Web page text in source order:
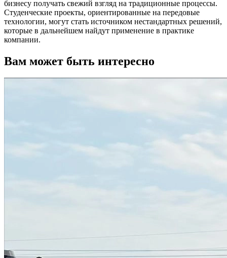
бизнесу получать свежий взгляд на традиционные процессы.
Студенческие проекты, ориентированные на передовые
технологии, могут стать источником нестандартных решений,
которые в дальнейшем найдут применение в практике
компании.
Вам может быть интересно